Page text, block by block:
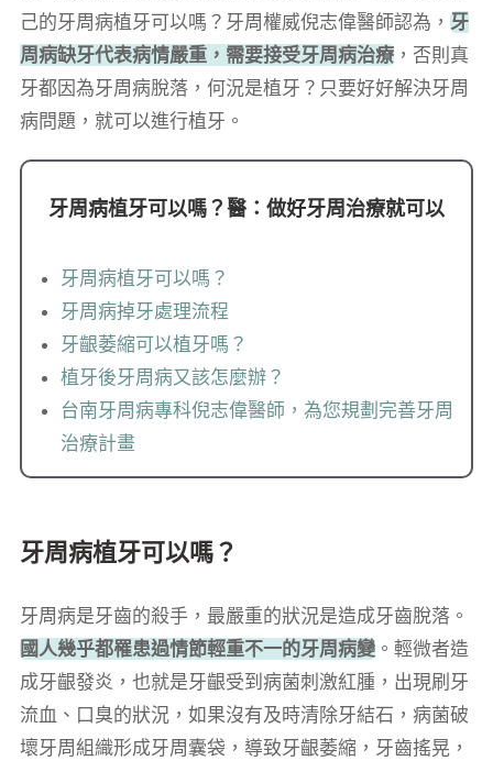
己的牙周病植牙可以嗎？牙周權威倪志偉醫師認為， 牙
周病缺牙代表病情嚴重，需要接受牙周病治療，否則真
牙都因為牙周病脫落，何況是植牙？只要好好解決牙周
病問題，就可以進行植牙。
牙周病植牙可以嗎？醫：做好牙周治療就可以
牙周病植牙可以嗎？
牙周病掉牙處理流程
牙齦萎縮可以植牙嗎？
植牙後牙周病又該怎麼辦？
台南牙周病專科倪志偉醫師，為您規劃完善牙周
治療計畫
牙周病植牙可以嗎？
牙周病是牙齒的殺手，最嚴重的狀況是造成牙齒脫落。
國人幾乎都罹患過情節輕重不一的牙周病變。輕微者造
成牙齦發炎，也就是牙齦受到病菌刺激紅腫，出現刷牙
流血、口臭的狀況，如果沒有及時清除牙結石，病菌破
壞牙周組織形成牙周囊袋，導致牙齦萎縮，牙齒搖晃，